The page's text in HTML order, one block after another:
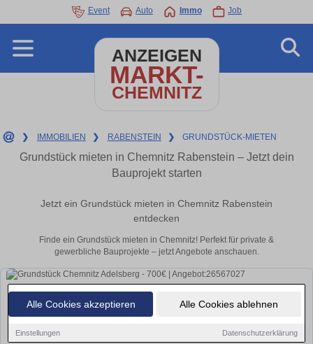
Alle Cookies akzeptieren Alle Cookies ablehnen
Einstellungen Datenschutzerklärung
Event Auto Immo Job
ANZEIGEN
MARKT-
CHEMNITZ
❯ IMMOBILIEN ❯ RABENSTEIN ❯ GRUNDSTÜCK-MIETEN
Grundstück mieten in Chemnitz Rabenstein – Jetzt dein
Bauprojekt starten
Jetzt ein Grundstück mieten in Chemnitz Rabenstein
entdecken
Finde ein Grundstück mieten in Chemnitz! Perfekt für private &
gewerbliche Bauprojekte – jetzt Angebote anschauen.